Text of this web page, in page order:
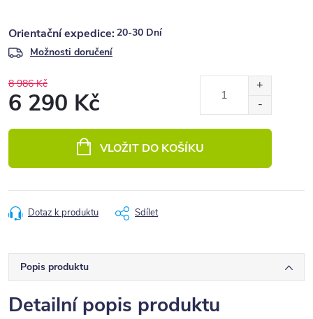
20-30 Dní
Možnosti doručení
8 986 Kč
6 290 Kč
VLOŽIT DO KOŠÍKU
Dotaz k produktu Sdílet
Popis produktu
Detailní popis produktu